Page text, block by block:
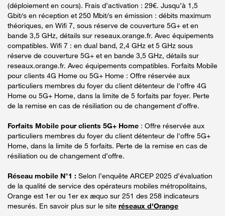
(déploiement en cours). Frais d’activation : 29€. Jusqu’à 1,5
Gbit/s en réception et 250 Mbit/s en émission : débits maximum
théoriques, en Wifi 7, sous réserve de couverture 5G+ et en
bande 3,5 GHz, détails sur reseaux.orange.fr. Avec équipements
compatibles. Wifi 7 : en dual band, 2,4 GHz et 5 GHz sous
réserve de couverture 5G+ et en bande 3,5 GHz, détails sur
reseaux.orange.fr. Avec équipements compatibles. Forfaits Mobile
pour clients 4G Home ou 5G+ Home : Offre réservée aux
particuliers membres du foyer du client détenteur de l'offre 4G
Home ou 5G+ Home, dans la limite de 5 forfaits par foyer. Perte
de la remise en cas de résiliation ou de changement d’offre.
Forfaits Mobile pour clients 5G+ Home : Offre réservée aux
particuliers membres du foyer du client détenteur de l'offre 5G+
Home, dans la limite de 5 forfaits. Perte de la remise en cas de
résiliation ou de changement d’offre.
Réseau mobile N°1 : Selon l’enquête ARCEP 2025 d’évaluation
de la qualité de service des opérateurs mobiles métropolitains,
Orange est 1er ou 1er ex æquo sur 251 des 258 indicateurs
mesurés. En savoir plus sur le site réseaux d'Orange